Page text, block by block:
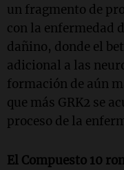
un fragmento de
con la enfermedad
dañino, donde el
adicional a las
formación de aún
que más GRK2 se
proceso de la
El Compuesto 10